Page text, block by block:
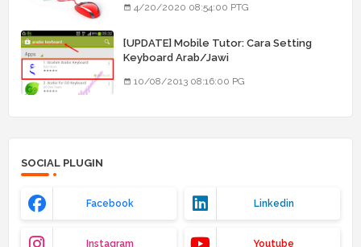
4/20/2020 08:54:00 PTG
[UPDATE] Mobile Tutor: Cara Setting
Keyboard Arab/Jawi
10/08/2013 08:16:00 PG
SOCIAL PLUGIN
Facebook Linkedin
Instagram Youtube